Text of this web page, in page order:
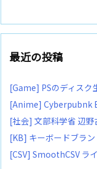
最近の投稿
[Game] PSのディスク
[Anime] Cyberpubnk
[社会] 文部科学省 辺
[KB] キーボードブラ
[CSV] SmoothCSV ラ